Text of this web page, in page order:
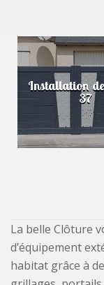
Installation
37
La belle Clôture
d’équipement
habitat grâce à